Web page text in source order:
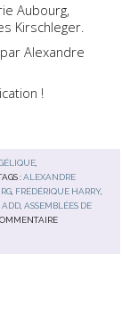
Aubourg,
Kirschleger.
Alexandre
!
,
:ALEXANDRE
, FRÉDÉRIQUE HARRY,
ADD,ASSEMBLÉES DE